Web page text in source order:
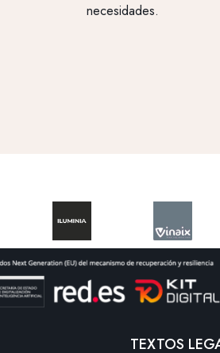
necesidades.
TEXTOS